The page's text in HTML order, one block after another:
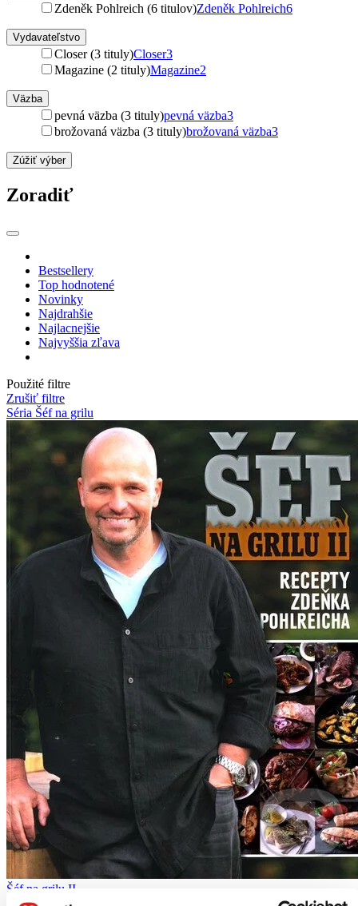
Zdeněk Pohlreich (6 titulov)Zdeněk Pohlreich6
Vydavateľstvo
Closer (3 tituly)Closer3
Magazine (2 tituly)Magazine2
Väzba
pevná väzba (3 tituly)pevná väzba3
brožovaná väzba (3 tituly)brožovaná väzba3
Zúžiť výber
Zoradiť
Bestsellery
Top hodnotené
Novinky
Najdrahšie
Najlacnejšie
Najvyššia zľava
Použité filtre
Zrušiť filtre
Séria Šéf na grilu
Šéf na grilu II.
CZ